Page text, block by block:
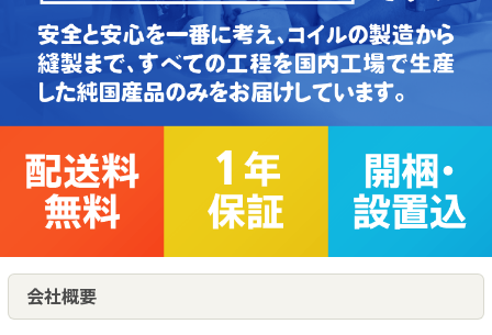
セミシングル90：幅90cm×長さ195cm
シングルショート：幅97cm×長さ180cm
シングル：幅97cm×長さ195cm
セミダブル：幅120cm×長さ195cm
ダブル：幅140cm×長さ195cm
クイーンQ1：幅160cm×長さ195cm
かためのマットレス
ややかためのマットレス
標準的な硬さのマットレス
種類から探す
ポケットコイルマットレス
セレクトオーダーマットレス
ベッドパッド
製品ラインナップ
ポケットコイルマットレス
クロムストーン
￥72,600〜
ダイヤモンドロック
￥83,600〜
竹ヘリンボーン
セレクトオーダーマットレス
フレックス ￥94,600〜
ピロートップ
ベッドパッド
ベッドパッド シークリーン
会社概要